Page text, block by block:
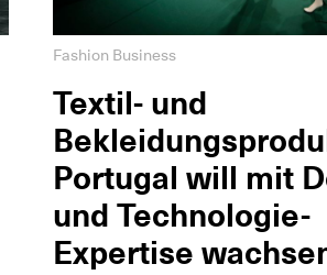
Fashion Business
Textil- und
Portugal will mit
und Technologie-
Expertise